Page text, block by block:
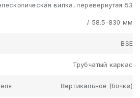
вилка, перевернутая 53
/ 58.5-830 мм
BSE
Трубчатый каркас
Вертикальное (бочка)